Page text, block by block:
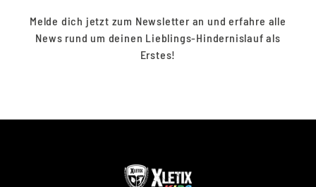
Melde dich jetzt zum Newsletter an und erfahre alle
News rund um deinen Lieblings-Hindernislauf als
Erstes!